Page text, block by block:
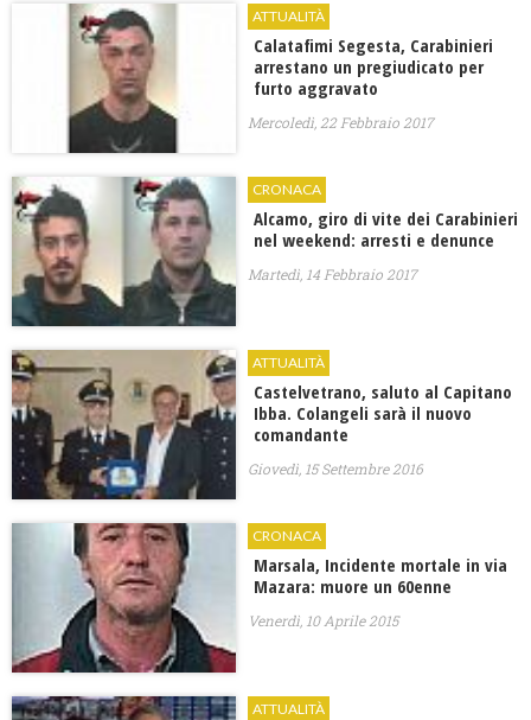
ATTUALITÀ
Calatafimi Segesta, Carabinieri
arrestano un pregiudicato per
furto aggravato
Mercoledì, 22 Febbraio 2017
CRONACA
Alcamo, giro di vite dei Carabinieri
nel weekend: arresti e denunce
Martedì, 14 Febbraio 2017
ATTUALITÀ
Castelvetrano, saluto al Capitano
Ibba. Colangeli sarà il nuovo
comandante
Giovedì, 15 Settembre 2016
CRONACA
Marsala, Incidente mortale in via
Mazara: muore un 60enne
Venerdì, 10 Aprile 2015
ATTUALITÀ